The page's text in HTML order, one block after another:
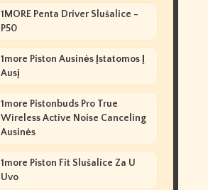
1MORE Penta Driver Slušalice -
P50
1more Piston Ausinės Įstatomos Į
Ausį
1more Pistonbuds Pro True
Wireless Active Noise Canceling
Ausinės
1more Piston Fit Slušalice Za U
Uvo